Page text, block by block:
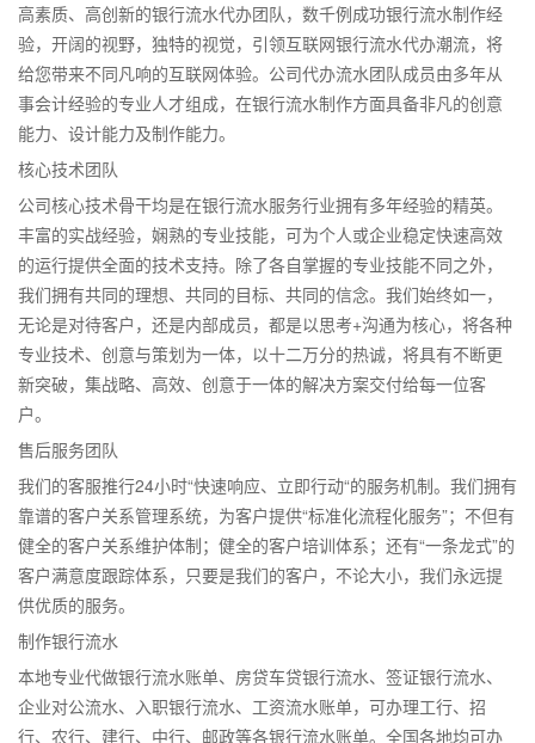
高素质、高创新的银行流水代办团队，数千例成功银行流水制作经
验，开阔的视野，独特的视觉，引领互联网银行流水代办潮流，将
给您带来不同凡响的互联网体验。公司代办流水团队成员由多年从
事会计经验的专业人才组成，在银行流水制作方面具备非凡的创意
能力、设计能力及制作能力。
核心技术团队
公司核心技术骨干均是在银行流水服务行业拥有多年经验的精英。
丰富的实战经验，娴熟的专业技能，可为个人或企业稳定快速高效
的运行提供全面的技术支持。除了各自掌握的专业技能不同之外，
我们拥有共同的理想、共同的目标、共同的信念。我们始终如一，
无论是对待客户，还是内部成员，都是以思考+沟通为核心，将各种
专业技术、创意与策划为一体，以十二万分的热诚，将具有不断更
新突破，集战略、高效、创意于一体的解决方案交付给每一位客
户。
售后服务团队
我们的客服推行24小时“快速响应、立即行动“的服务机制。我们拥有
靠谱的客户关系管理系统，为客户提供“标准化流程化服务”；不但有
健全的客户关系维护体制；健全的客户培训体系；还有“一条龙式”的
客户满意度跟踪体系，只要是我们的客户，不论大小，我们永远提
供优质的服务。
制作银行流水
本地专业代做银行流水账单、房贷车贷银行流水、签证银行流水、
企业对公流水、入职银行流水、工资流水账单，可办理工行、招
行、农行、建行、中行、邮政等各银行流水账单。全国各地均可办